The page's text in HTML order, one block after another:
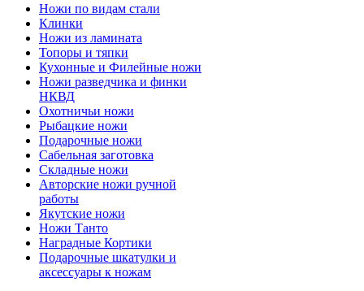
Ножи по видам стали
Клинки
Ножи из ламината
Топоры и тяпки
Кухонные и Филейные ножи
Ножи разведчика и финки
НКВД
Охотничьи ножи
Рыбацкие ножи
Подарочные ножи
Сабельная заготовка
Складные ножи
Авторские ножи ручной
работы
Якутские ножи
Ножи Танто
Наградные Кортики
Подарочные шкатулки и
аксессуары к ножам